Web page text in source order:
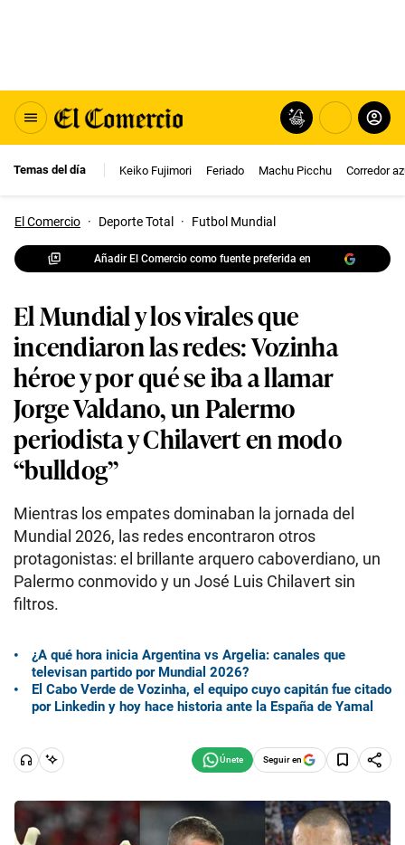
Temas del día Keiko Fujimori Feriado Machu Picchu Corredor
El Comercio · Deporte Total · Futbol Mundial
Añadir El Comercio como fuente preferida en
El Mundial y los virales que
incendiaron las redes: Vozinha
héroe y por qué se iba a llamar
Jorge Valdano, un Palermo
periodista y Chilavert en modo
“bulldog”
Mientras los empates dominaban la jornada del
Mundial 2026, las redes encontraron otros
protagonistas: el brillante arquero caboverdiano, un
Palermo conmovido y un José Luis Chilavert sin
filtros.
¿A qué hora inicia Argentina vs Argelia: canales que
televisan partido por Mundial 2026?
El Cabo Verde de Vozinha, el equipo cuyo capitán fue citado
por Linkedin y hoy hace historia ante la España de Yamal
Seguir en